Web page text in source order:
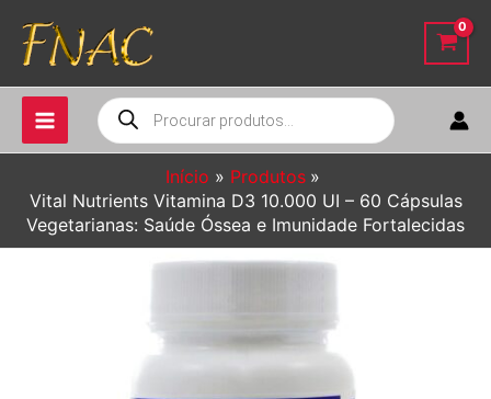
para
conteúdo
Pesquisar
produtos
Início
Produtos
Vital Nutrients Vitamina D3 10.000 UI – 60 Cápsulas
Vegetarianas: Saúde Óssea e Imunidade Fortalecidas